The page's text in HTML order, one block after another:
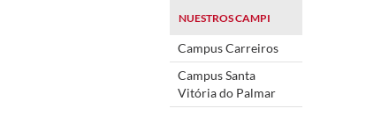
NUESTROS CAMPI
Campus Carreiros
Campus Santa
Vitória do Palmar